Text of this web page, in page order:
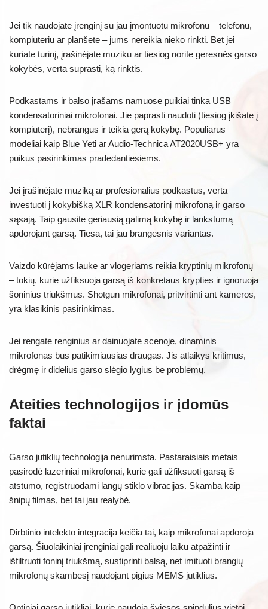
Jei tik naudojate įrenginį su jau įmontuotu mikrofonu – telefonu,
kompiuteriu ar planšete – jums nereikia nieko rinkti. Bet jei
kuriate turinį, įrašinėjate muziku ar tiesiog norite geresnės garso
kokybės, verta suprasti, ką rinktis.
Podkastams ir balso įrašams namuose puikiai tinka USB
kondensatoriniai mikrofonai. Jie paprasti naudoti (tiesiog įkišate į
kompiuterį), nebrangūs ir teikia gerą kokybę. Populiarūs
modeliai kaip Blue Yeti ar Audio-Technica AT2020USB+ yra
puikus pasirinkimas pradedantiesiems.
Jei įrašinėjate muziką ar profesionalius podkastus, verta
investuoti į kokybišką XLR kondensatorinį mikrofoną ir garso
sąsają. Taip gausite geriausią galimą kokybę ir lankstumą
apdorojant garsą. Tiesa, tai jau brangesnis variantas.
Vaizdo kūrėjams lauke ar vlogeriams reikia kryptinių mikrofonų
– tokių, kurie užfiksuoja garsą iš konkretaus krypties ir ignoruoja
šoninius triukšmus. Shotgun mikrofonai, pritvirtinti ant kameros,
yra klasikinis pasirinkimas.
Jei rengate renginius ar dainuojate scenoje, dinaminis
mikrofonas bus patikimiausias draugas. Jis atlaikys kritimus,
drėgmę ir didelius garso slėgio lygius be problemų.
Ateities technologijos ir įdomūs
faktai
Garso jutiklių technologija nenurimsta. Pastaraisiais metais
pasirodė lazeriniai mikrofonai, kurie gali užfiksuoti garsą iš
atstumo, registruodami langų stiklo vibracijas. Skamba kaip
šnipų filmas, bet tai jau realybė.
Dirbtinio intelekto integracija keičia tai, kaip mikrofonai apdoroja
garsą. Šiuolaikiniai įrenginiai gali realiuoju laiku atpažinti ir
išfiltruoti foninį triukšmą, sustiprinti balsą, net imituoti brangių
mikrofonų skambesį naudojant pigius MEMS jutiklius.